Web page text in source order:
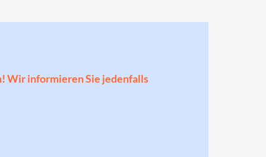
Wir informieren Sie jedenfalls